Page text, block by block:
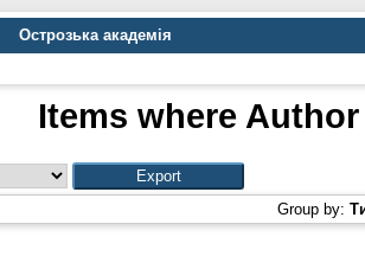
Острозька академія
Items where
Group by: